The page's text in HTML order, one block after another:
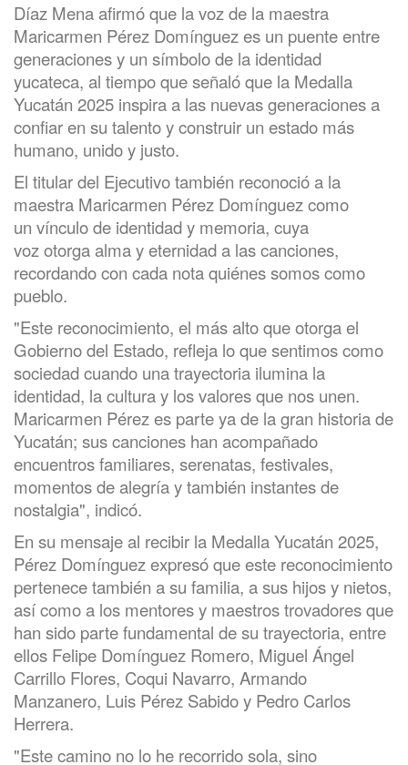
Díaz Mena afirmó que la voz de la maestra
Maricarmen Pérez Domínguez es un puente entre
generaciones y un símbolo de la identidad
yucateca, al tiempo que señaló que la Medalla
Yucatán 2025 inspira a las nuevas generaciones a
confiar en su talento y construir un estado más
humano, unido y justo.
El titular del Ejecutivo también reconoció a la
maestra Maricarmen Pérez Domínguez como
un vínculo de identidad y memoria, cuya
voz otorga alma y eternidad a las canciones,
recordando con cada nota quiénes somos como
pueblo.
"Este reconocimiento, el más alto que otorga el
Gobierno del Estado, refleja lo que sentimos como
sociedad cuando una trayectoria ilumina la
identidad, la cultura y los valores que nos unen.
Maricarmen Pérez es parte ya de la gran historia de
Yucatán; sus canciones han acompañado
encuentros familiares, serenatas, festivales,
momentos de alegría y también instantes de
nostalgia", indicó.
En su mensaje al recibir la Medalla Yucatán 2025,
Pérez Domínguez expresó que este reconocimiento
pertenece también a su familia, a sus hijos y nietos,
así como a los mentores y maestros trovadores que
han sido parte fundamental de su trayectoria, entre
ellos Felipe Domínguez Romero, Miguel Ángel
Carrillo Flores, Coqui Navarro, Armando
Manzanero, Luis Pérez Sabido y Pedro Carlos
Herrera.
"Este camino no lo he recorrido sola, sino